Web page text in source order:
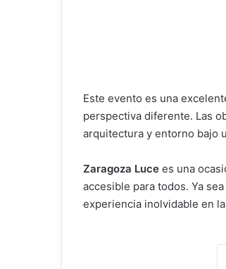
Este evento es una
perspectiva diferente. Las
arquitectura y entorno bajo
Zaragoza Luce es una
accesible para todos. Ya
experiencia inolvidable en